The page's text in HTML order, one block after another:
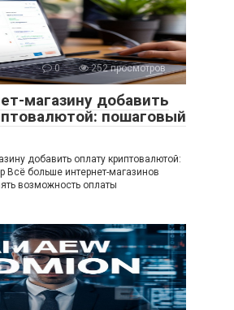
0 252 просмотров
магазину добавить
пошаговый
добавить оплату криптовалютой:
Всё больше интернет-магазинов
возможность оплаты